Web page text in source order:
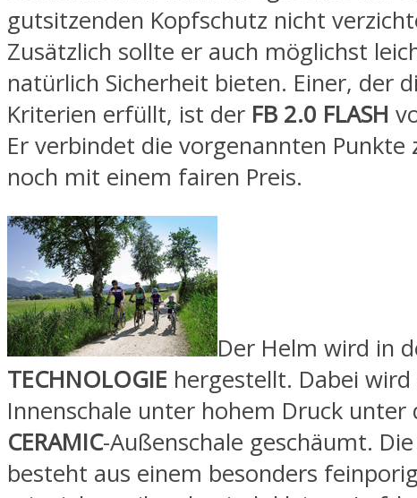
gutsitzenden Kopfschutz nicht
Zusätzlich sollte er auch möglichst
natürlich Sicherheit bieten. Einer, der
Kriterien erfüllt, ist der FB 2.0 FLASH
Er verbindet die vorgenannten Punkte
noch mit einem fairen Preis.
Der Helm wird in
TECHNOLOGIE hergestellt. Dabei wird
Innenschale unter hohem Druck unter
CERAMIC-Außenschale geschäumt.
besteht aus einem besonders